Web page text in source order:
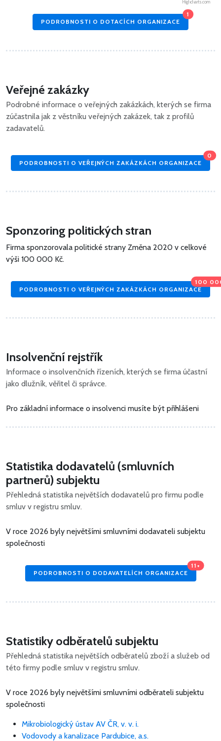
Highcharts.com
PODROBNOSTI O DOTACÍCH ORGANIZACE
1
Veřejné zakázky
Podrobné informace o veřejných zakázkách, kterých se firma
zúčastnila jak z věstníku veřejných zakázek, tak z profilů
zadavatelů.
PODROBNOSTI O VEŘEJNÝCH ZAKÁZKÁCH ORGANIZACE
0
Sponzoring politických stran
Firma sponzorovala politické strany Změna 2020 v celkové
výši 100 000 Kč.
PODROBNOSTI O VEŘEJNÝCH ZAKÁZKÁCH ORGANIZACE
100
Insolvenční rejstřík
Informace o insolvenčních řízeních, kterých se firma účastní
jako dlužník, věřitel či správce.
Pro základní informace o insolvenci musíte být přihlášeni
Statistika dodavatelů (smluvních
partnerů) subjektu
Přehledná statistika největších dodavatelů pro firmu podle
smluv v registru smluv.
V roce 2026 byly největšími smluvními dodavateli subjektu
společnosti
PODROBNOSTI O DODAVATELÍCH ORGANIZACE
11+
Statistiky odběratelů subjektu
Přehledná statistika největších odběratelů zboží a služeb od
této firmy podle smluv v registru smluv.
V roce 2026 byly největšími smluvními odběrateli subjektu
společnosti
Mikrobiologický ústav AV ČR, v. v. i.
Vodovody a kanalizace Pardubice, a.s.